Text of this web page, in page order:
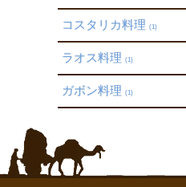
コスタリカ料理 (1)
ラオス料理 (1)
ガボン料理 (1)